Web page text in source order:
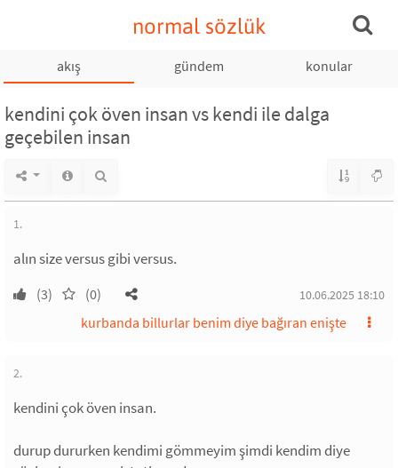
normal sözlük
akış gündem konular
kendini çok öven insan vs kendi ile dalga
geçebilen insan
1.
alın size versus gibi versus.
(3) (0) 10.06.2025 18:10
kurbanda billurlar benim diye bağıran enişte
2.
kendini çok öven insan.
durup dururken kendimi gömmeyim şimdi kendim diye